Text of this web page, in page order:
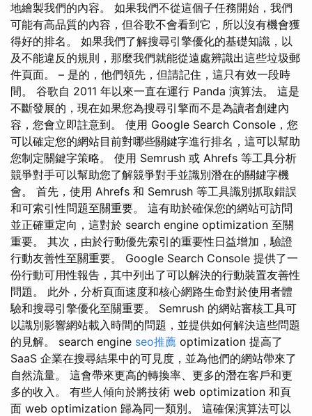
地繪製我們的內容。 如果我們不從這個子任務開始，我們
可能有高品質的內容，但谷歌不會看到它，所以沒有機會獲
得好的排名。 如果我們了解搜尋引擎優化的基礎知識，以
及不能違反的規則，那麼我們就能從遠處辨識出這些垃圾郵
件頁面。 – 是的，他們領先，但請記住，這只有效一段時
間。 谷歌自 2011 年以來一直在運行 Panda 演算法。 這是
不斷發展的，現在如果您為搜尋引擎而不是為讀者創建內
容，您會立即註意到。 使用 Google Search Console，您
可以確定您的網站目前對哪些關鍵字進行排名，這可以幫助
您制定關鍵字策略。 使用 Semrush 或 Ahrefs 等工具分析
競爭對手可以幫助您了解競爭對手並識別潛在的關鍵字機
會。 首先，使用 Ahrefs 和 Semrush 等工具識別抓取錯誤
和可索引性問題至關重要。 這有助於確保您的網站可訪問
並正確重定向，這對於 search engine optimization 至關
重要。 其次，由於行動優先索引的重要性日益增加，驗證
行動友善性至關重要。 Google Search Console 提供了一
份行動可用性報告，其中列出了可以解決的行動裝置友善性
問題。 此外，分析頁面速度和核心網路生命對於使用者體
驗和搜尋引擎優化至關重要。 Semrush 的網站審核工具可
以識別影響網站載入時間的問題，並提供如何解決這些問題
的見解。 search engine seo推薦 optimization 提高了
SaaS 企業在搜尋結果中的可見度，並為他們的網站帶來了
自然流量。 這會帶來更高的轉換率、更多的潛在客戶和更
多的收入。 有些人傾向於將技術 web optimization 和頁
面 web optimization 歸為同一類別。 這確保演算法可以